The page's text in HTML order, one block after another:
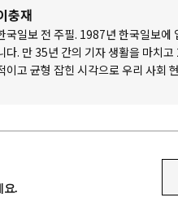
충재
국일보 전 주필. 1987년 한국일보에
다. 만 35년 간의 기자 생활을 마치
이고 균형 잡힌 시각으로 우리 사회
요.